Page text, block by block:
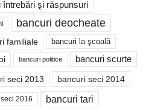
întrebări şi răspunsuri
bancuri deocheate
familiale bancuri la şcoală
bancuri politice bancuri scurte
seci 2013 bancuri seci 2014
2016 bancuri tari